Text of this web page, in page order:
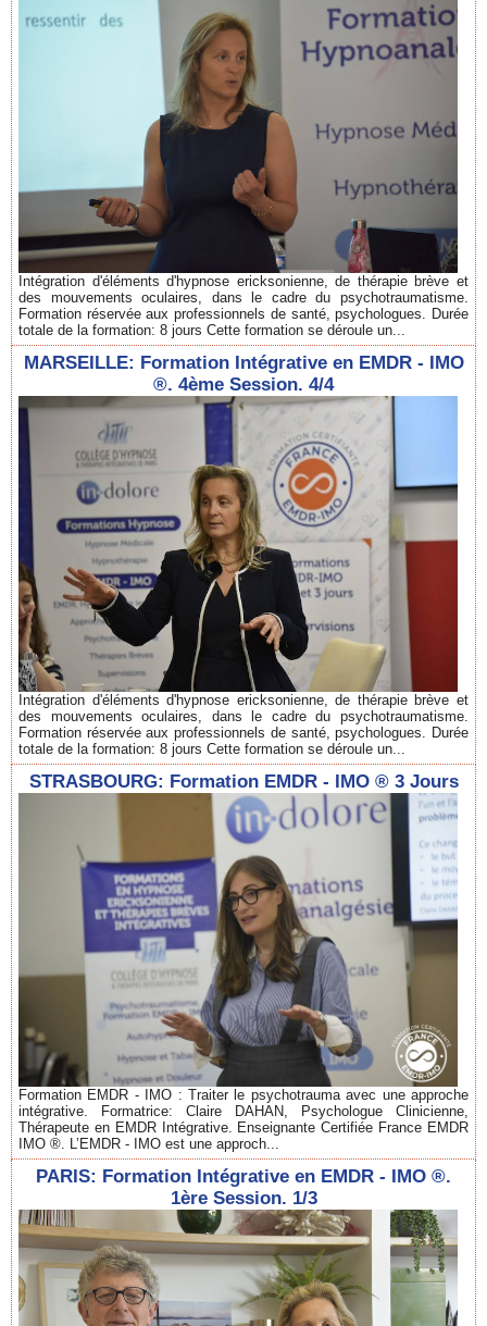
Intégration d'éléments d'hypnose ericksonienne, de thérapie brève et
des mouvements oculaires, dans le cadre du psychotraumatisme.
Formation réservée aux professionnels de santé, psychologues. Durée
totale de la formation: 8 jours Cette formation se déroule un...
MARSEILLE: Formation Intégrative en EMDR - IMO
®. 4ème Session. 4/4
Intégration d'éléments d'hypnose ericksonienne, de thérapie brève et
des mouvements oculaires, dans le cadre du psychotraumatisme.
Formation réservée aux professionnels de santé, psychologues. Durée
totale de la formation: 8 jours Cette formation se déroule un...
STRASBOURG: Formation EMDR - IMO ® 3 Jours
Formation EMDR - IMO : Traiter le psychotrauma avec une approche
intégrative. Formatrice: Claire DAHAN, Psychologue Clinicienne,
Thérapeute en EMDR Intégrative. Enseignante Certifiée France EMDR
IMO ®. L’EMDR - IMO est une approch...
PARIS: Formation Intégrative en EMDR - IMO ®.
1ère Session. 1/3